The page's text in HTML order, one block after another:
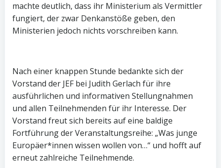
machte deutlich, dass ihr Ministerium als Vermittler
fungiert, der zwar Denkanstöße geben, den
Ministerien jedoch nichts vorschreiben kann.
Nach einer knappen Stunde bedankte sich der
Vorstand der JEF bei Judith Gerlach für ihre
ausführlichen und informativen Stellungnahmen
und allen Teilnehmenden für ihr Interesse. Der
Vorstand freut sich bereits auf eine baldige
Fortführung der Veranstaltungsreihe: „Was junge
Europäer*innen wissen wollen von…“ und hofft auf
erneut zahlreiche Teilnehmende.